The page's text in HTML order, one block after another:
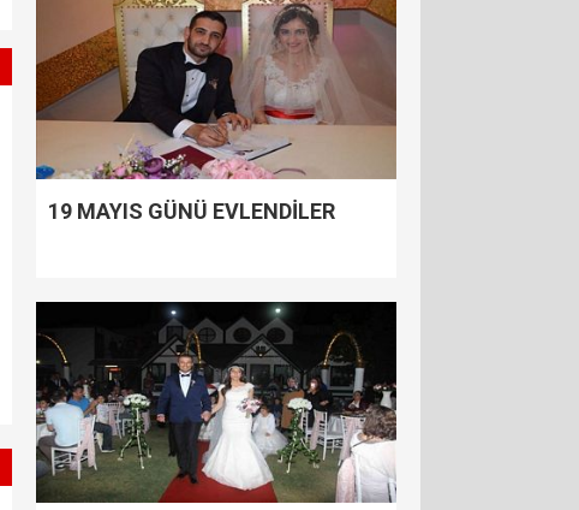
19 MAYIS GÜNÜ EVLENDİLER